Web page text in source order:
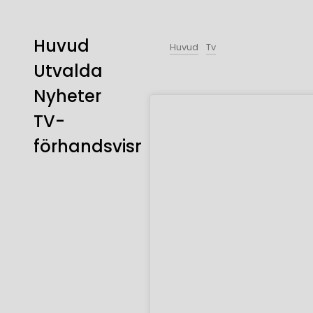
Huvud
Utvalda
Nyheter
TV-
förhandsvisning
Huvud Tv